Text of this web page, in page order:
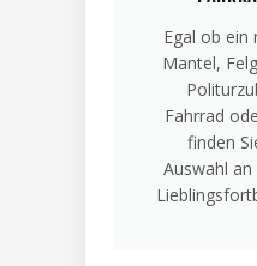
Egal ob ein
Mantel,
Fahrrad
finden
Auswahl